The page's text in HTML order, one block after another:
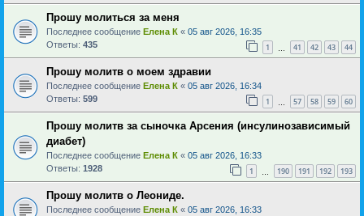
Прошу молиться за меня
Последнее сообщение Елена К « 05 авг 2026, 16:35
Ответы: 435 1 41 42 43 44
Прошу молитв о моем здравии
Последнее сообщение Елена К « 05 авг 2026, 16:34
Ответы: 599 1 57 58 59 60
Прошу молитв за сыночка Арсения (инсулинозависимый
диабет)
Последнее сообщение Елена К « 05 авг 2026, 16:33
Ответы: 1928 1 190 191 192 193
Прошу молитв о Леониде.
Последнее сообщение Елена К « 05 авг 2026, 16:33